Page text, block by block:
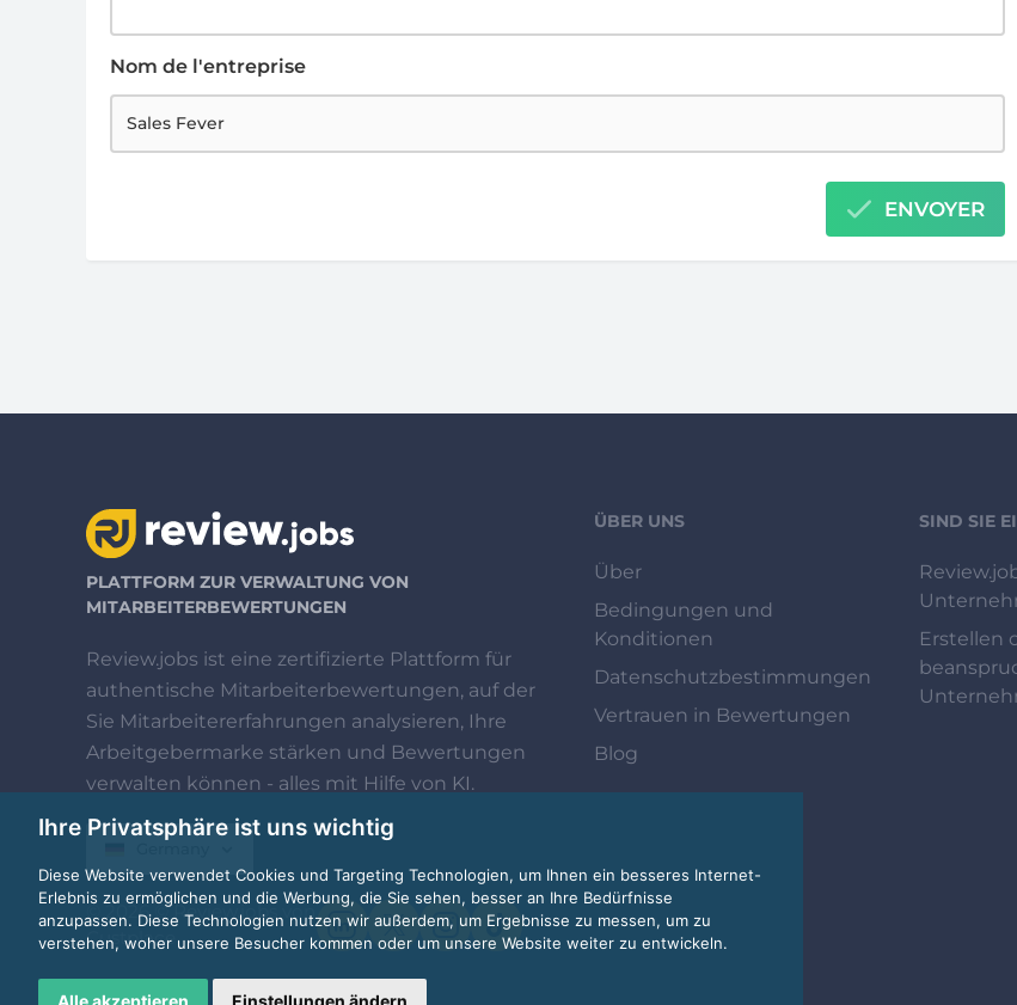
Ihre Privatsphäre ist uns wichtig
Diese Website verwendet Cookies und Targeting Technologien, um Ihnen ein besseres Internet-
Erlebnis zu ermöglichen und die Werbung, die Sie sehen, besser an Ihre Bedürfnisse
anzupassen. Diese Technologien nutzen wir außerdem, um Ergebnisse zu messen, um zu
verstehen, woher unsere Besucher kommen oder um unsere Website weiter zu entwickeln.
Alle akzeptieren Einstellungen ändern
Nom de l'entreprise
ENVOYER
PLATTFORM ZUR VERWALTUNG VON
MITARBEITERBEWERTUNGEN
Review.jobs ist eine zertifizierte Plattform für
authentische Mitarbeiterbewertungen, auf der
Sie Mitarbeitererfahrungen analysieren, Ihre
Arbeitgebermarke stärken und Bewertungen
verwalten können - alles mit Hilfe von KI.
© 2026 © Review.jobs von
Custplace
ÜBER UNS
Über
Bedingungen und
Konditionen
Datenschutzbestimmungen
Vertrauen in Bewertungen
Blog
SIND SIE
Erstellen